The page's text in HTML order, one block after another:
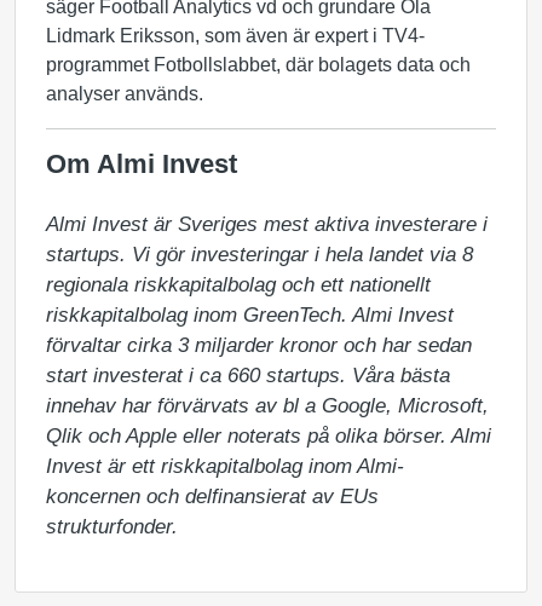
säger Football Analytics vd och grundare Ola
Lidmark Eriksson, som även är expert i TV4-
programmet Fotbollslabbet, där bolagets data och
analyser används.
Om Almi Invest
Almi Invest är Sveriges mest aktiva investerare i
startups. Vi gör investeringar i hela landet via 8
regionala riskkapitalbolag och ett nationellt
riskkapitalbolag inom GreenTech. Almi Invest
förvaltar cirka 3 miljarder kronor och har sedan
start investerat i ca 660 startups. Våra bästa
innehav har förvärvats av bl a Google, Microsoft,
Qlik och Apple eller noterats på olika börser. Almi
Invest är ett riskkapitalbolag inom Almi-
koncernen och delfinansierat av EUs
strukturfonder.